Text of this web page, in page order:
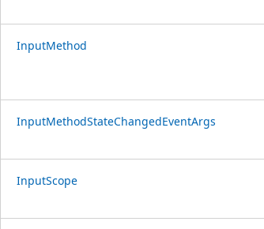
InputMethod
InputMethodStateChangedEventArgs
InputScope